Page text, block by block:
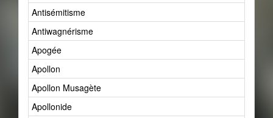
Antisémitisme
Antiwagnérisme
Apogée
Apollon
Apollon Musagète
Apollonide